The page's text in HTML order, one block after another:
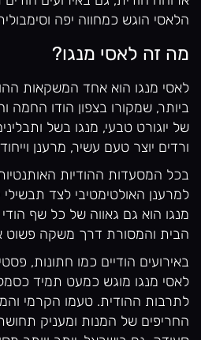
הלאסי הוגש כמחווה יפה
מה זה לאסי מנגו?
לאסי מנגו הוא אחד המשקאות
ביותר, שמקורו בצפון הודו החמה
של יוגורט טבעי, מנגו בשל
ורדים יוצר טעם עשיר, מרענן
בכל המסעדות ההודיות
למרענן האולטימטיבי לצד
מנגו הוא גם גאווה של כל שף
הבית והמסורת דרך משקה
באירועים הודיים כמו חתונות,
לאסי מנגו מוגש כמעט תמיד
לתרבות ההודית. טעמו הקרמי
החריפים של המנות ומעניק